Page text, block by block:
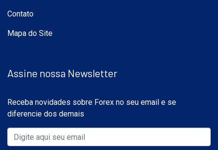
Contato
Mapa do Site
Assine nossa Newsletter
Receba novidades sobre Forex no seu email e se
diferencie dos demais